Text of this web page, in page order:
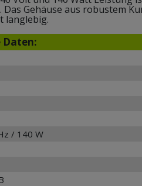
Gehäuse aus robustem
langlebig.
Daten:
/ 140 W